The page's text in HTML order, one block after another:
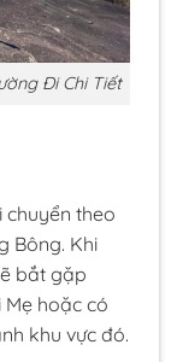
Đi Chi Tiết
chuyển theo
Bông. Khi
bắt gặp
hoặc có
khu vực đó.